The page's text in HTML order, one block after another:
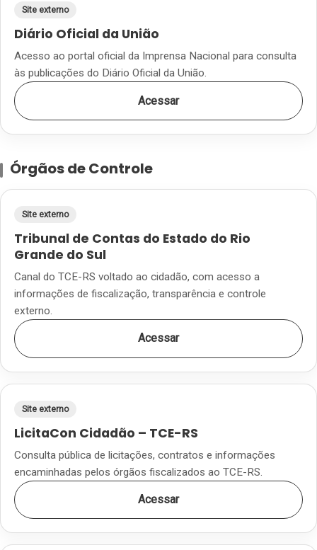
Site externo
Diário Oficial da União
Acesso ao portal oficial da Imprensa Nacional para consulta
às publicações do Diário Oficial da União.
Acessar
Órgãos de Controle
Site externo
Tribunal de Contas do Estado do Rio
Grande do Sul
Canal do TCE-RS voltado ao cidadão, com acesso a
informações de fiscalização, transparência e controle
externo.
Acessar
Site externo
LicitaCon Cidadão – TCE-RS
Consulta pública de licitações, contratos e informações
encaminhadas pelos órgãos fiscalizados ao TCE-RS.
Acessar